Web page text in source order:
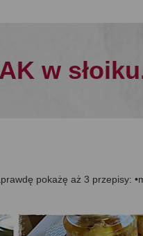
w
pokażę aż 3 przepisy: